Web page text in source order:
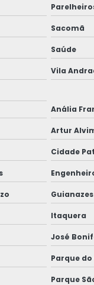
folhas alumínio
folhas
quarto
preço
entre vidros
Sacomã
Saúde
Vila
Anália
Artur
Cidade
Guianazes
Itaquera
José
Parque
Parque